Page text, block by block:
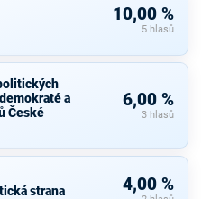
10,00 %
5 hlasů
a
České
6,00 %
3 hlasů
strana 4,00 %